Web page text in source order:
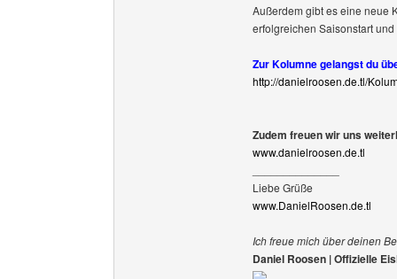
Außerdem gibt es eine neue
erfolgreichen Saisonstart
Zur Kolumne gelangst du
http://danielroosen.de.tl/
Zudem freuen wir uns
www.danielroosen.de.tl
Liebe Grüße
www.DanielRoosen.de.tl
Ich freue mich über deinen
Daniel Roosen | Offizielle